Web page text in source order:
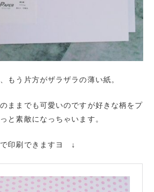
もう片方がザラザラの薄い紙。
ままでも可愛いのですが好きな柄をプ
と素敵になっちゃいます。
印刷できますヨ ↓